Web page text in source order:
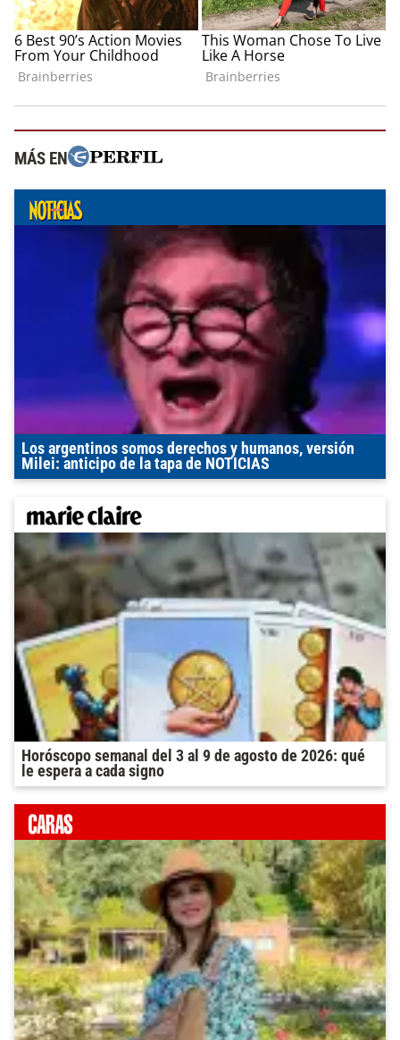
MÁS EN
Los argentinos somos derechos y humanos, versión
Milei: anticipo de la tapa de NOTICIAS
Horóscopo semanal del 3 al 9 de agosto de 2026: qué
le espera a cada signo